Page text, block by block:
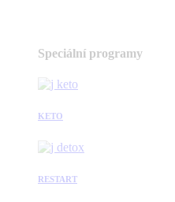
Speciální programy
KETO
RESTART